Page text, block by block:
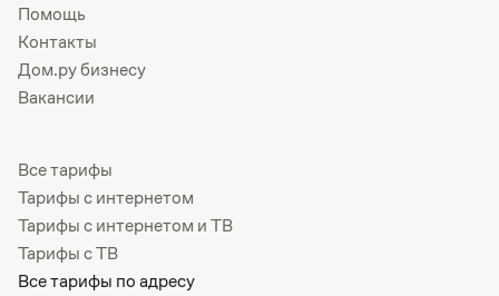
Помощь
Контакты
Дом.ру бизнесу
Вакансии
Все тарифы
Тарифы с интернетом
Тарифы с интернетом и ТВ
Тарифы с ТВ
Все тарифы по адресу